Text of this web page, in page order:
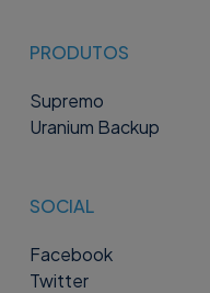
PRODUTOS
Supremo
Uranium Backup
SOCIAL
Facebook
Twitter